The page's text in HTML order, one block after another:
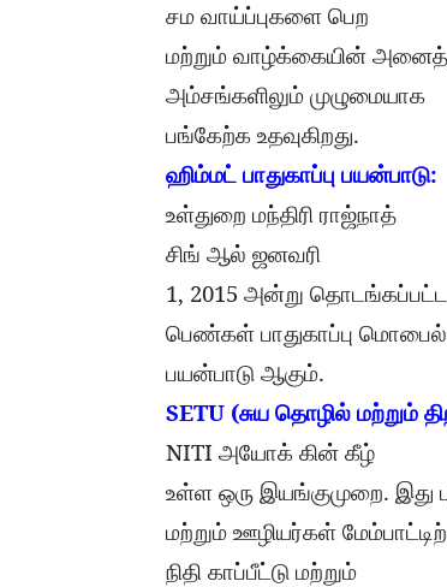
சம வாய்ப்புகளை பெற
மற்றும் வாழ்க்கையின்
அம்சங்களிலும் முழுமையாக
பங்கேற்க உதவுகிறது.
ஹிம்மட் பாதுகாப்பு பயன்பாடு:
உள்துறை மந்திரி ராஜ்நாத்
சிங் ஆல் ஜனவரி
1, 2015 அன்று தொடங்கப்பட்ட
பெண்கள் பாதுகாப்பு மொபைல்
பயன்பாடு ஆகும்.
SETU (சுய தொழில் மற்றும்
NITI அயோக் கின் கீழ்
உள்ள ஒரு இயங்குமுறை. இது
மற்றும் ஊழியர்கள்
நிதி காப்பீட்டு மற்றும்